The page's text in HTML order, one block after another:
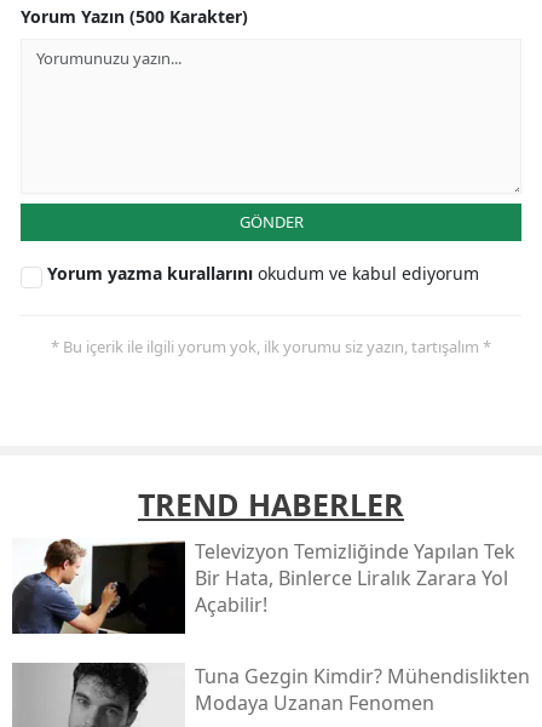
Yorum Yazın (500 Karakter)
GÖNDER
Yorum yazma kurallarını okudum ve kabul ediyorum
* Bu içerik ile ilgili yorum yok, ilk yorumu siz yazın, tartışalım *
TREND HABERLER
Televizyon Temizliğinde Yapılan Tek
Bir Hata, Binlerce Liralık Zarara Yol
Açabilir!
Tuna Gezgin Kimdir? Mühendislikten
Modaya Uzanan Fenomen